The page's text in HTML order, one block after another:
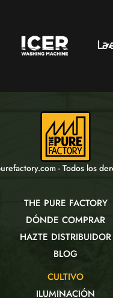
- Todos los
THE PURE FACTORY
DÓNDE COMPRAR
HAZTE DISTRIBUIDOR
BLOG
CULTIVO
ILUMINACIÓN